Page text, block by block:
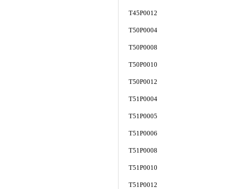
T45P0012
T50P0004
T50P0008
T50P0010
T50P0012
T51P0004
T51P0005
T51P0006
T51P0008
T51P0010
T51P0012